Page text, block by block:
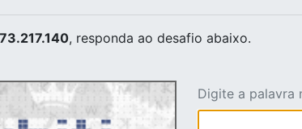
, responda ao desafio abaixo.
Digite a palavra